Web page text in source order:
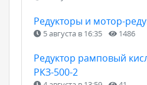
Редукторы и мотор-
5 августа в 16:35 1486
Редуктор рамповый
РКЗ-500-2